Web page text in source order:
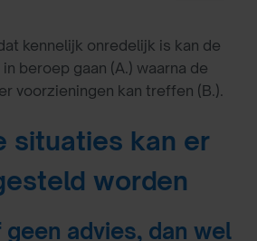
kennelijk onredelijk is kan de
beroep gaan (A.) waarna de
voorzieningen kan treffen (B.).
situaties kan er
worden
advies, dan wel